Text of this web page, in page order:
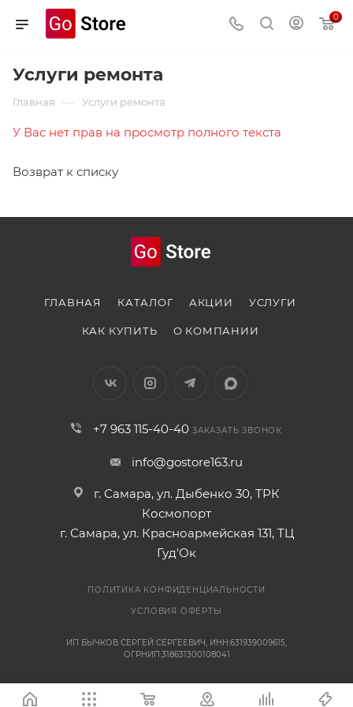
0
Услуги ремонта
Главная — Услуги ремонта
У Вас нет прав на просмотр полного текста
Возврат к списку
ГЛАВНАЯ КАТАЛОГ АКЦИИ УСЛУГИ
КАК КУПИТЬ О КОМПАНИИ
+7 963 115-40-40 ЗАКАЗАТЬ ЗВОНОК
info@gostore163.ru
г. Самара, ул. Дыбенко 30, ТРК
Космопорт
г. Самара, ул. Красноармейская 131, ТЦ
Гуд'Ок
ПОЛИТИКА КОНФИДЕНЦИАЛЬНОСТИ
УСЛОВИЯ ОФЕРТЫ
ИП БЫЧКОВ СЕРГЕЙ СЕРГЕЕВИЧ, ИНН:631939009615,
ОГРНИП:318631300108041